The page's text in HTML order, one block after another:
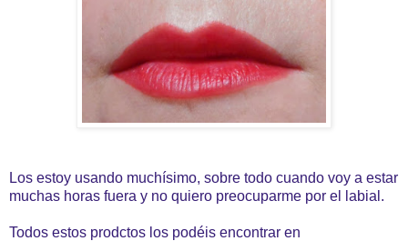
Los estoy usando muchísimo, sobre todo cuando voy a estar
muchas horas fuera y no quiero preocuparme por el labial.
Todos estos prodctos los podéis encontrar en